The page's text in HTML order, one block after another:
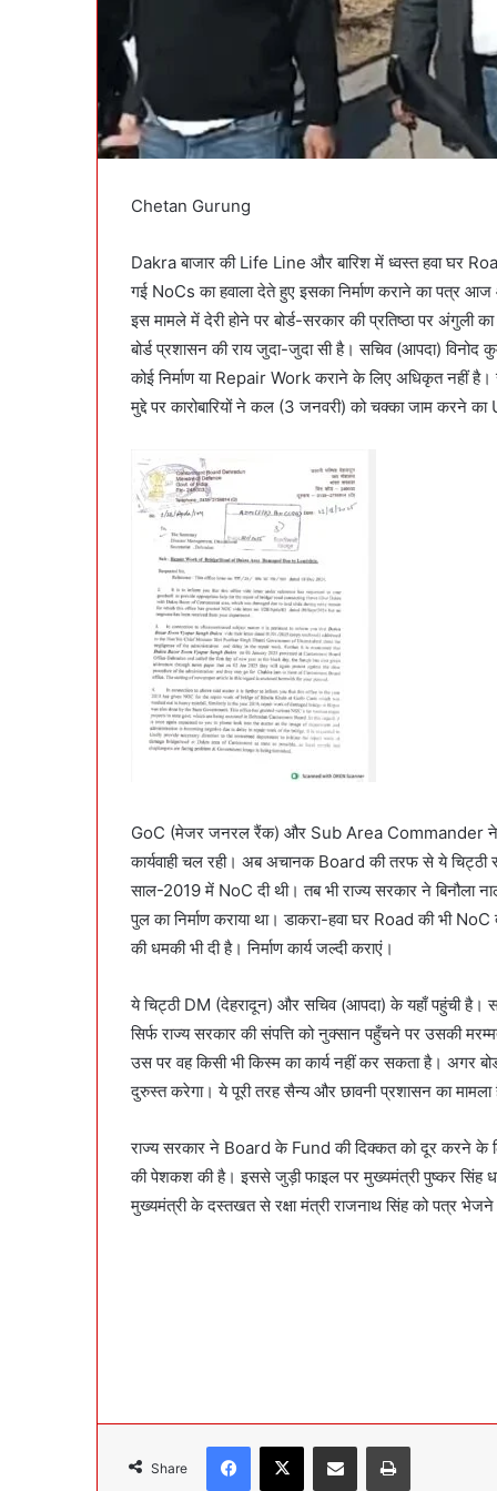
Chetan Gurung
Dakra बाजार की Life Line और बारिश में ध्वस्त हवा घर
गई NoCs का हवाला देते हुए इसका निर्माण कराने का पत्र
इस मामले में देरी होने पर बोर्ड-सरकार की प्रतिष्ठा पर अंगुली
बोर्ड प्रशासन की राय जुदा-जुदा सी है। सचिव (आपदा)
कोई निर्माण या Repair Work कराने के लिए अधिकृत नहीं है।
मुद्दे पर कारोबारियों ने कल (3 जनवरी) को चक्का जाम करने
GoC (मेजर जनरल रैंक) और Sub Area Commander ने
कार्यवाही चल रही। अब अचानक Board की तरफ से ये
साल-2019 में NoC दी थी। तब भी राज्य सरकार ने बिनौला
पुल का निर्माण कराया था। डाकरा-हवा घर Road की भी
की धमकी भी दी है। निर्माण कार्य जल्दी कराएं।
ये चिट्ठी DM (देहरादून) और सचिव (आपदा) के यहाँ पहुंची है।
सिर्फ राज्य सरकार की संपत्ति को नुक्सान पहुँचने पर उसकी
उस पर वह किसी भी किस्म का कार्य नहीं कर सकता है। अगर
दुरुस्त करेगा। ये पूरी तरह सैन्य और छावनी प्रशासन का मामला
राज्य सरकार ने Board के Fund की दिक्कत को दूर करने के
की पेशकश की है। इससे जुड़ी फाइल पर मुख्यमंत्री पुष्कर सिंह
मुख्यमंत्री के दस्तखत से रक्षा मंत्री राजनाथ सिंह को पत्र भेजने
Share